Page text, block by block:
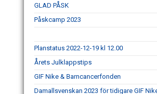
GLAD PÅSK
Påskcamp 2023
Planstatus 2022-12-19 kl 12.00
Årets Julklappstips
GIF Nike & Barncancerfonden
Damallsvenskan 2023 för tidigare GIF